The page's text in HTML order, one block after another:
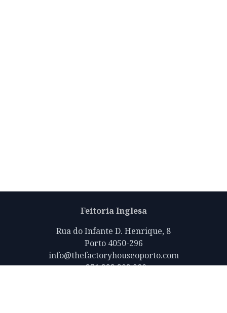
Feitoria Inglesa
Rua do Infante D. Henrique, 8
Porto 4050-296
info@thefactoryhouseoporto.com
+351 223 392 980